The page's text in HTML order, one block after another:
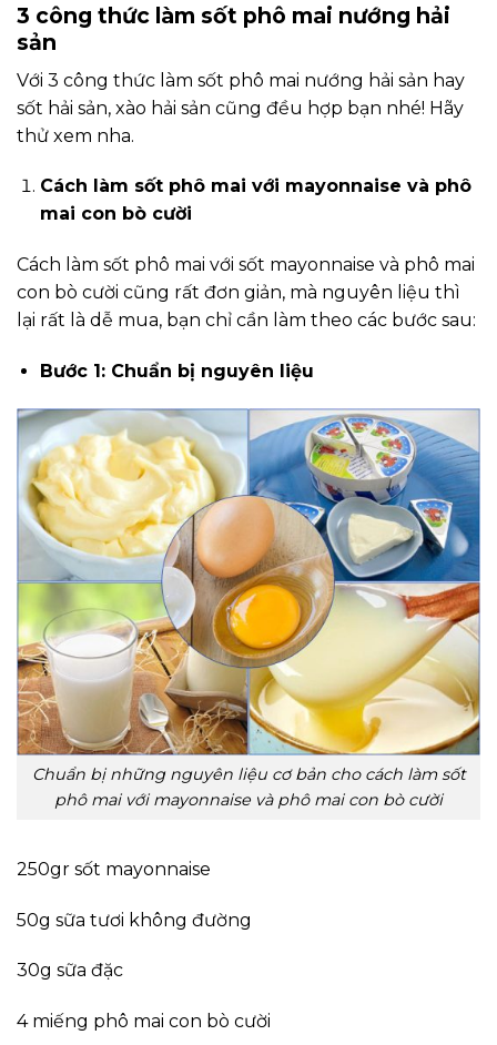
3 công thức làm sốt phô mai nướng hải
sản
Với 3 công thức làm sốt phô mai nướng hải sản hay
sốt hải sản, xào hải sản cũng đều hợp bạn nhé! Hãy
thử xem nha.
Cách làm sốt phô mai với mayonnaise và phô
mai con bò cười
Cách làm sốt phô mai với sốt mayonnaise và phô mai
con bò cười cũng rất đơn giản, mà nguyên liệu thì
lại rất là dễ mua, bạn chỉ cần làm theo các bước sau:
Bước 1: Chuẩn bị nguyên liệu
Chuẩn bị những nguyên liệu cơ bản cho cách làm sốt
phô mai với mayonnaise và phô mai con bò cười
250gr sốt mayonnaise
50g sữa tươi không đường
30g sữa đặc
4 miếng phô mai con bò cười